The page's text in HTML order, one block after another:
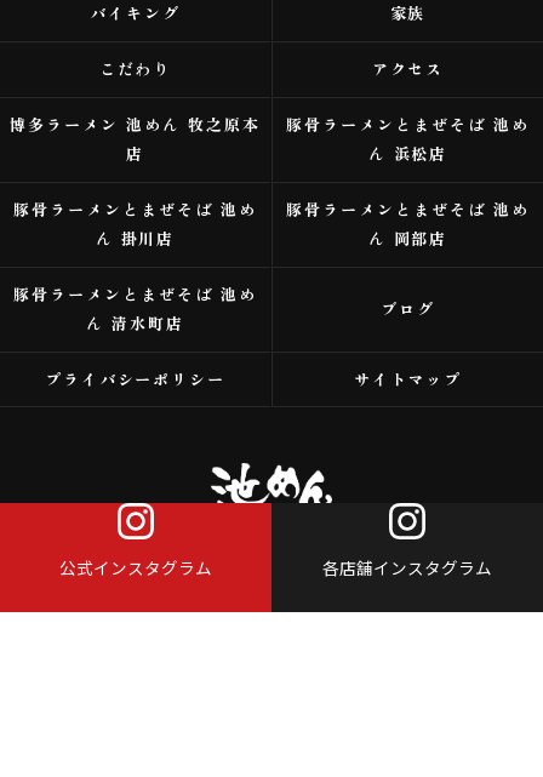
公式インスタグラム 各店舗インスタグラム
バイキング 家族
こだわり アクセス
博多ラーメン 池めん 牧之原本
店
豚骨ラーメンとまぜそば 池め
ん 浜松店
豚骨ラーメンとまぜそば 池め
ん 掛川店
豚骨ラーメンとまぜそば 池め
ん 岡部店
豚骨ラーメンとまぜそば 池め
ん 清水町店
ブログ
プライバシーポリシー サイトマップ